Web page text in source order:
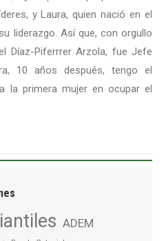
y Laura, quien nació en el
liderazgo. Así que, con orgullo
Díaz-Piferrrer Arzola, fue Jefe
10 años después, tengo el
la primera mujer en ocupar el
ADEM